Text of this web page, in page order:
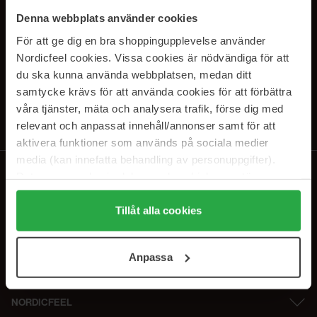
Denna webbplats använder cookies
För att ge dig en bra shoppingupplevelse använder
Nordicfeel cookies. Vissa cookies är nödvändiga för att
du ska kunna använda webbplatsen, medan ditt
samtycke krävs för att använda cookies för att förbättra
våra tjänster, mäta och analysera trafik, förse dig med
relevant och anpassat innehåll/annonser samt för att
aktivera funktioner som används på sociala medier
media (kan innefatta behandling av personuppgifter).
Genom att trycka på "Tillåt alla cookies" accepterar du
alla cookies, medan du under "Detaljer" kan anpassa
användningen av cookies. Du kan när som helst återkalla
samt vår Integritetspolicy.
Tillåt alla cookies
Anpassa
SUBSCRIBE TO OUR
NEWSLETTER
Sähköposti
Tilaamalla hyväksyttietosuojakäytäntömme. Peruuta tilaus milloin
NORDICFEEL